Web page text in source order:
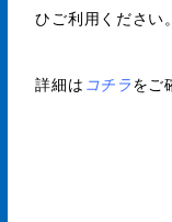
ひご利用ください。
詳細は コチラをご